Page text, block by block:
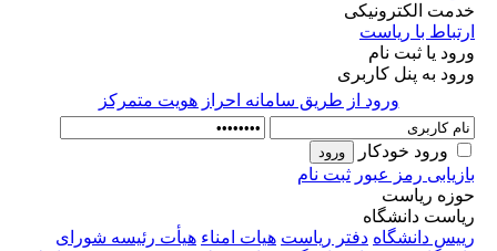
خدمت الکترونیکی
ارتباط با ریاست
ورود یا ثبت نام
ورود به پنل کاربری
ورود از طريق سامانه احراز هويت متمركز
ورود خودکار
بازیابی رمز عبور ثبت نام
حوزه ریاست
ریاست دانشگاه
رییس دانشگاه دفتر ریاست هیات امناء هیأت رئیسه شورای